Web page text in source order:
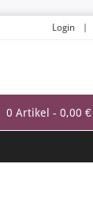
0 Artikel - 0,00 €
Login